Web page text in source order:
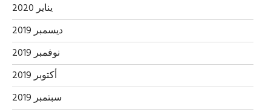
يناير 2020
ديسمبر 2019
نوفمبر 2019
أكتوبر 2019
سبتمبر 2019